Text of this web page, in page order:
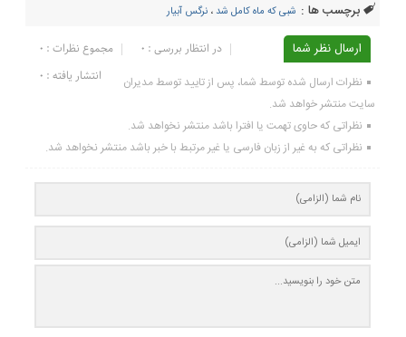
برچسب ها : شبی که ماه کامل شد ،نرگس آبیار
ارسال نظر شما مجموع نظرات : 0
در انتظار بررسی : 0
انتشار یافته : ۰
نظرات ارسال شده توسط شما، پس از تایید توسط مدیران
سایت منتشر خواهد شد.
نظراتی که حاوی تهمت یا افترا باشد منتشر نخواهد شد.
نظراتی که به غیر از زبان فارسی یا غیر مرتبط با خبر باشد منتشر نخواهد شد.